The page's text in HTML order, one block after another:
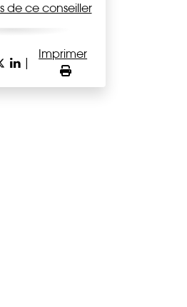
de ce conseiller
Imprimer